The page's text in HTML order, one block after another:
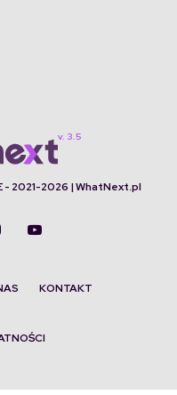
- 2021-2026 | WhatNext.pl
KONTAKT